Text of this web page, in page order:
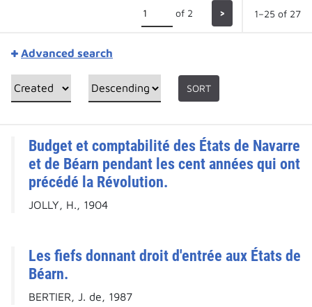
of 2 > 1–25 of 27
Advanced search
SORT
Budget et comptabilité des États de Navarre
et de Béarn pendant les cent années qui ont
précédé la Révolution.
JOLLY, H., 1904
Les fiefs donnant droit d'entrée aux États de
Béarn.
BERTIER, J. de, 1987